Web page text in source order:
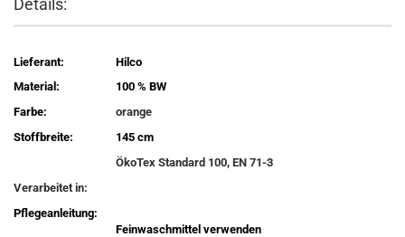
Lieferant:
Hilco
Material:
100 % BW
Farbe:
orange
Stoffbreite:
145 cm
ÖkoTex Standard 100, EN 71-3
Verarbeitet in:
Pflegeanleitung:
Feinwaschmittel verwenden